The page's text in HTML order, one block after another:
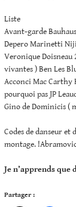
Liste
Avant-garde
Depero Marinetti
Veronique Doisneau
vivantes ) Ben Les
Acconci Mac Carthy
pourquoi pas JP
Gino de Dominicis (
Codes de danseur et
montage.
Je n’apprends que
Partager :